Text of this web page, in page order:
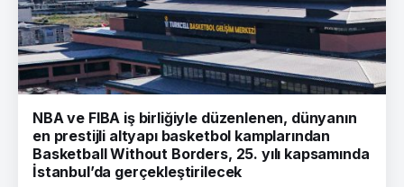
NBA ve FIBA iş birliğiyle düzenlenen, dünyanın
en prestijli altyapı basketbol kamplarından
Basketball Without Borders, 25. yılı kapsamında
İstanbul’da gerçekleştirilecek